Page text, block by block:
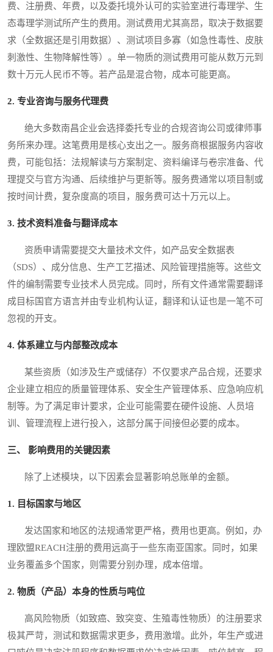
费、注册费、年费，以及委托境外认可的实验室进行毒理学、生
态毒理学测试所产生的费用。测试费用尤其高昂，取决于数据要
求（全数据还是引用数据）、测试项目多寡（如急性毒性、皮肤
刺激性、生物降解性等）。单一物质的测试费用可能从数万元到
数十万元人民币不等。若产品是混合物，成本可能更高。
2. 专业咨询与服务代理费
绝大多数南昌企业会选择委托专业的合规咨询公司或律师事
务所来办理。这笔费用是核心支出之一。服务商根据服务内容收
费，可能包括：法规解读与方案制定、资料编译与卷宗准备、代
理提交与官方沟通、后续维护与更新等。服务费通常以项目制或
按时间计费，复杂度高的项目，服务费可达十万元以上。
3. 技术资料准备与翻译成本
资质申请需要提交大量技术文件，如产品安全数据表
（SDS）、成分信息、生产工艺描述、风险管理措施等。这些文
件的编制需要专业技术人员完成。同时，所有文件通常需要翻译
成目标国官方语言并由专业机构认证，翻译和认证也是一笔不可
忽视的开支。
4. 体系建立与内部整改成本
某些资质（如涉及生产或储存）不仅要求产品合规，还要求
企业建立相应的质量管理体系、安全生产管理体系、应急响应机
制等。为了满足审计要求，企业可能需要在硬件设施、人员培
训、管理流程上进行投入，这部分属于间接但必要的成本。
三、 影响费用的关键因素
除了上述模块，以下因素会显著影响总账单的金额。
1. 目标国家与地区
发达国家和地区的法规通常更严格，费用也更高。例如，办
理欧盟REACH注册的费用远高于一些东南亚国家。同时，如果
业务覆盖多个国家，则需要分别办理，成本倍增。
2. 物质（产品）本身的性质与吨位
高风险物质（如致癌、致突变、生殖毒性物质）的注册要求
极其严苛，测试和数据需求更多，费用激增。此外，年生产或进